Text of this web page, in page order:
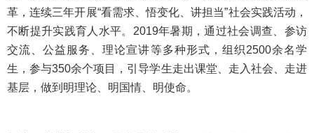
革，连续三年开展“看需求、悟变化、讲担当”社会实践活动，
不断提升实践育人水平。2019年暑期，通过社会调查、参访
交流、公益服务、理论宣讲等多种形式，组织2500余名学
生，参与350余个项目，引导学生走出课堂、走入社会、走进
基层，做到明理论、明国情、明使命。